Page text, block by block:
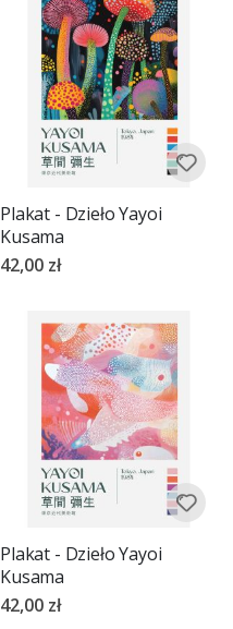
Plakat - Dzieło Yayoi
Kusama
42,00 zł
Plakat - Dzieło Yayoi
Kusama
42,00 zł